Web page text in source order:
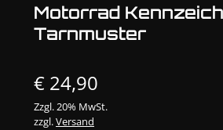
Motorrad
Tarnmuster
€ 24,90
Zzgl. 20% MwSt.
zzgl.Versand